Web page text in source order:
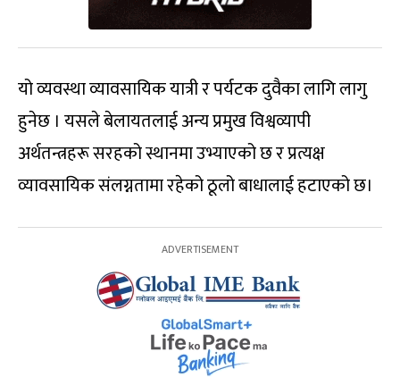
यो व्यवस्था व्यावसायिक यात्री र पर्यटक दुवैका लागि लागु
हुनेछ । यसले बेलायतलाई अन्य प्रमुख विश्वव्यापी
अर्थतन्त्रहरू सरहको स्थानमा उभ्याएको छ र प्रत्यक्ष
व्यावसायिक संलग्नतामा रहेको ठूलो बाधालाई हटाएको छ।